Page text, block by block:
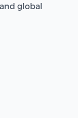
global